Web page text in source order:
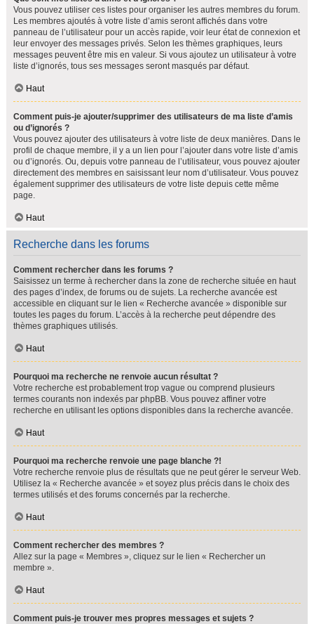
Vous pouvez utiliser ces listes pour organiser les autres membres du forum.
Les membres ajoutés à votre liste d’amis seront affichés dans votre
panneau de l’utilisateur pour un accès rapide, voir leur état de connexion et
leur envoyer des messages privés. Selon les thèmes graphiques, leurs
messages peuvent être mis en valeur. Si vous ajoutez un utilisateur à votre
liste d’ignorés, tous ses messages seront masqués par défaut.
Haut
Comment puis-je ajouter/supprimer des utilisateurs de ma liste d’amis
ou d’ignorés ?
Vous pouvez ajouter des utilisateurs à votre liste de deux manières. Dans le
profil de chaque membre, il y a un lien pour l’ajouter dans votre liste d’amis
ou d’ignorés. Ou, depuis votre panneau de l’utilisateur, vous pouvez ajouter
directement des membres en saisissant leur nom d’utilisateur. Vous pouvez
également supprimer des utilisateurs de votre liste depuis cette même
page.
Haut
Recherche dans les forums
Comment rechercher dans les forums ?
Saisissez un terme à rechercher dans la zone de recherche située en haut
des pages d’index, de forums ou de sujets. La recherche avancée est
accessible en cliquant sur le lien « Recherche avancée » disponible sur
toutes les pages du forum. L’accès à la recherche peut dépendre des
thèmes graphiques utilisés.
Haut
Pourquoi ma recherche ne renvoie aucun résultat ?
Votre recherche est probablement trop vague ou comprend plusieurs
termes courants non indexés par phpBB. Vous pouvez affiner votre
recherche en utilisant les options disponibles dans la recherche avancée.
Haut
Pourquoi ma recherche renvoie une page blanche ?!
Votre recherche renvoie plus de résultats que ne peut gérer le serveur Web.
Utilisez la « Recherche avancée » et soyez plus précis dans le choix des
termes utilisés et des forums concernés par la recherche.
Haut
Comment rechercher des membres ?
Allez sur la page « Membres », cliquez sur le lien « Rechercher un
membre ».
Haut
Comment puis-je trouver mes propres messages et sujets ?